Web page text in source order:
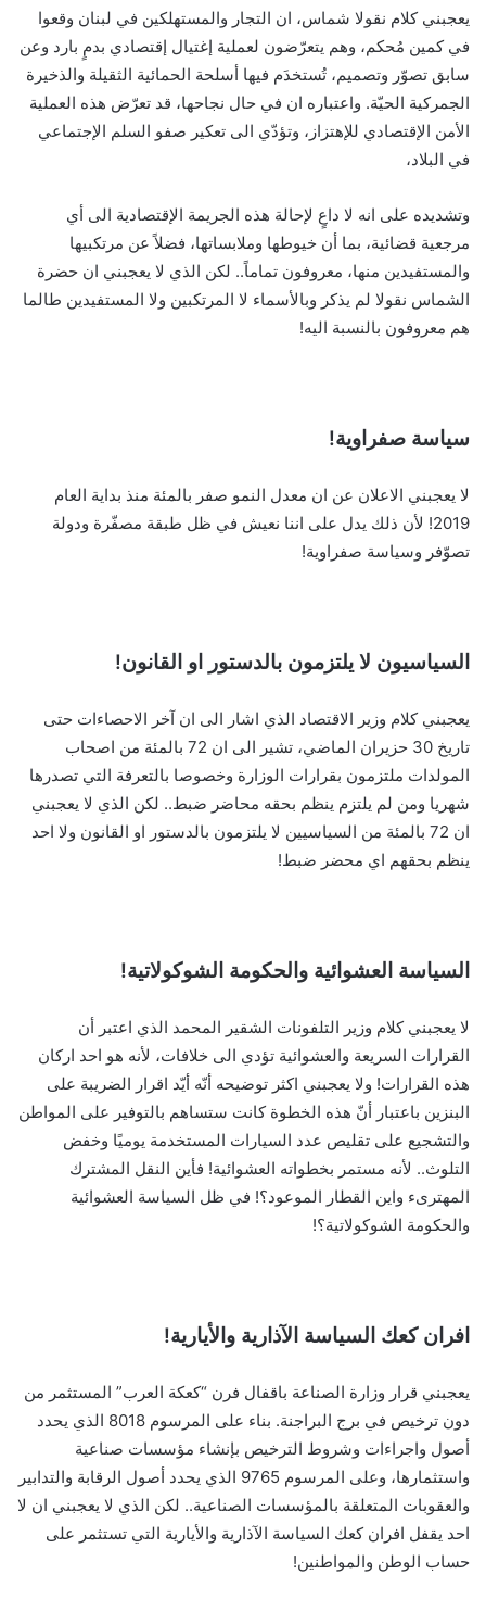
يعجبني كلام نقولا شماس، ان التجار والمستهلكين في لبنان وقعوا
في كمين مُحكم، وهم يتعرّضون لعملية إغتيال إقتصادي بدمٍ بارد وعن
سابق تصوّر وتصميم، تُستخدَم فيها أسلحة الحمائية الثقيلة والذخيرة
الجمركية الحيّة. واعتباره ان في حال نجاحها، قد تعرّض هذه العملية
الأمن الإقتصادي للإهتزاز، وتؤدّي الى تعكير صفو السلم الإجتماعي
في البلاد،
وتشديده على انه لا داعٍ لإحالة هذه الجريمة الإقتصادية الى أي
مرجعية قضائية، بما أن خيوطها وملابساتها، فضلاً عن مرتكبيها
والمستفيدين منها، معروفون تماماً.. لكن الذي لا يعجبني ان حضرة
الشماس نقولا لم يذكر وبالأسماء لا المرتكبين ولا المستفيدين طالما
هم معروفون بالنسبة اليه!
سياسة صفراوية!
لا يعجبني الاعلان عن ان معدل النمو صفر بالمئة منذ بداية العام
2019! لأن ذلك يدل على اننا نعيش في ظل طبقة مصفّرة ودولة
تصوّفر وسياسة صفراوية!
السياسيون لا يلتزمون بالدستور او القانون!
يعجبني كلام وزير الاقتصاد الذي اشار الى ان آخر الاحصاءات حتى
تاريخ 30 حزيران الماضي، تشير الى ان 72 بالمئة من اصحاب
المولدات ملتزمون بقرارات الوزارة وخصوصا بالتعرفة التي تصدرها
شهريا ومن لم يلتزم ينظم بحقه محاضر ضبط.. لكن الذي لا يعجبني
ان 72 بالمئة من السياسيين لا يلتزمون بالدستور او القانون ولا احد
ينظم بحقهم اي محضر ضبط!
السياسة العشوائية والحكومة الشوكولاتية!
لا يعجبني كلام وزير التلفونات الشقير المحمد الذي اعتبر أن
القرارات السريعة والعشوائية تؤدي الى خلافات، لأنه هو احد اركان
هذه القرارات! ولا يعجبني اكثر توضيحه أنّه أيّد اقرار الضريبة على
البنزين باعتبار أنّ هذه الخطوة كانت ستساهم بالتوفير على المواطن
والتشجيع على تقليص عدد السيارات المستخدمة يوميًا وخفض
التلوث.. لأنه مستمر بخطواته العشوائية! فأين النقل المشترك
المهترىء واين القطار الموعود؟! في ظل السياسة العشوائية
والحكومة الشوكولاتية؟!
افران كعك السياسة الآذارية والأيارية!
يعجبني قرار وزارة الصناعة باقفال فرن “كعكة العرب” المستثمر من
دون ترخيص في برج البراجنة. بناء على المرسوم 8018 الذي يحدد
أصول واجراءات وشروط الترخيص بإنشاء مؤسسات صناعية
واستثمارها، وعلى المرسوم 9765 الذي يحدد أصول الرقابة والتدابير
والعقوبات المتعلقة بالمؤسسات الصناعية.. لكن الذي لا يعجبني ان لا
احد يقفل افران كعك السياسة الآذارية والأيارية التي تستثمر على
حساب الوطن والمواطنين!